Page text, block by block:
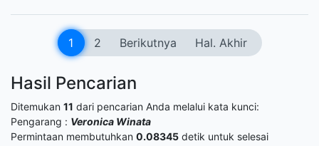
1 2 Berikutnya Hal. Akhir
Hasil Pencarian
Ditemukan 11 dari pencarian Anda melalui kata kunci:
Pengarang : Veronica Winata
Permintaan membutuhkan 0.08345 detik untuk selesai